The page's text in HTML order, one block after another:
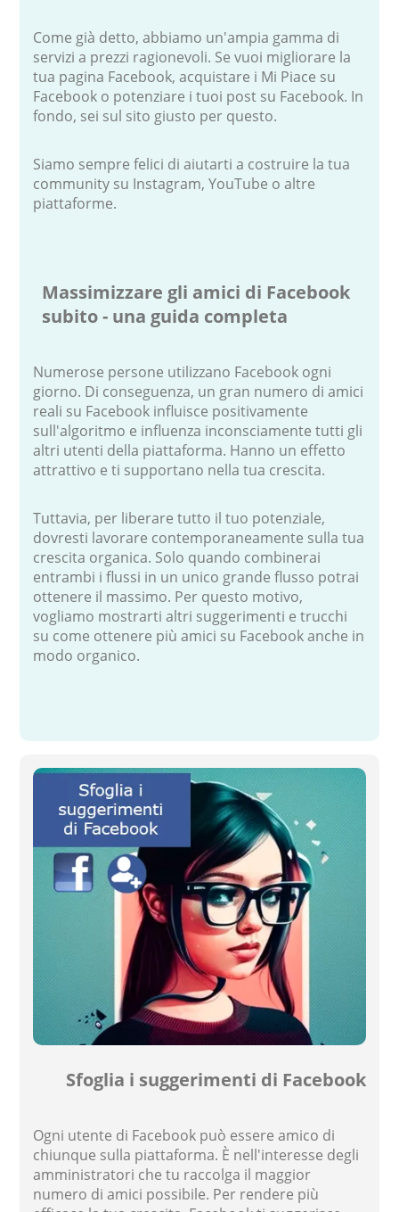
Come già detto, abbiamo un'ampia gamma di
servizi a prezzi ragionevoli. Se vuoi migliorare la
tua pagina Facebook, acquistare i Mi Piace su
Facebook o potenziare i tuoi post su Facebook. In
fondo, sei sul sito giusto per questo.
Siamo sempre felici di aiutarti a costruire la tua
community su Instagram, YouTube o altre
piattaforme.
Massimizzare gli amici di Facebook
subito - una guida completa
Numerose persone utilizzano Facebook ogni
giorno. Di conseguenza, un gran numero di amici
reali su Facebook influisce positivamente
sull'algoritmo e influenza inconsciamente tutti gli
altri utenti della piattaforma. Hanno un effetto
attrattivo e ti supportano nella tua crescita.
Tuttavia, per liberare tutto il tuo potenziale,
dovresti lavorare contemporaneamente sulla tua
crescita organica. Solo quando combinerai
entrambi i flussi in un unico grande flusso potrai
ottenere il massimo. Per questo motivo,
vogliamo mostrarti altri suggerimenti e trucchi
su come ottenere più amici su Facebook anche in
modo organico.
Sfoglia i suggerimenti di Facebook
Ogni utente di Facebook può essere amico di
chiunque sulla piattaforma. È nell'interesse degli
amministratori che tu raccolga il maggior
numero di amici possibile. Per rendere più